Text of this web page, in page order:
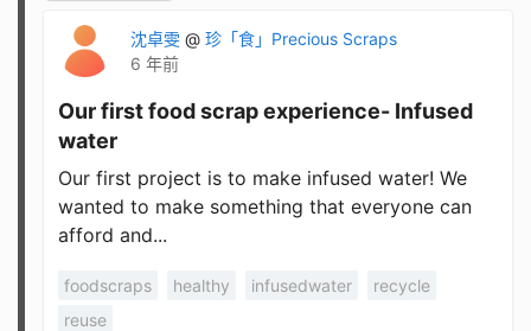
沈卓雯 @ 珍「食」Precious Scraps
6 年前
Our first food scrap experience- Infused
water
Our first project is to make infused water! We
wanted to make something that everyone can
afford and...
foodscraps healthy infusedwater
recycle
reuse